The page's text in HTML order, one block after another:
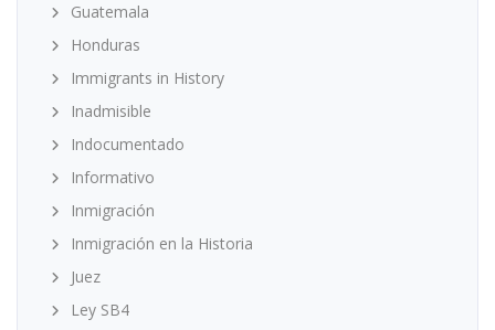
Guatemala
Honduras
Immigrants in History
Inadmisible
Indocumentado
Informativo
Inmigración
Inmigración en la Historia
Juez
Ley SB4